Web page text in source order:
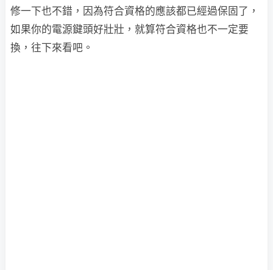
修一下也不錯，因為符合資格的應該都已經過保固了，
如果你的電源鍵頭好壯壯，就算符合資格也不一定要
換，往下來看吧。